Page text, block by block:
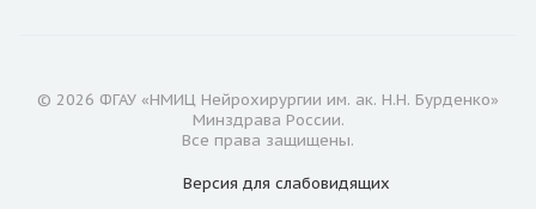
© 2026 ФГАУ «НМИЦ Нейрохирургии им. ак. Н.Н. Бурденко»
Минздрава России.
Все права защищены.
Версия для слабовидящих